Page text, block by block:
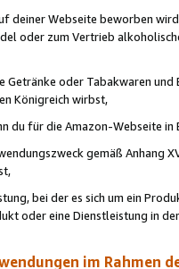
deiner Webseite beworben
oder zum Vertrieb
Getränke oder Tabakwaren
Königreich wirbst,
du für die Amazon-Webseite in
gemäß Anhang
bei der es sich um ein
oder eine Dienstleistung in
im Rahmen